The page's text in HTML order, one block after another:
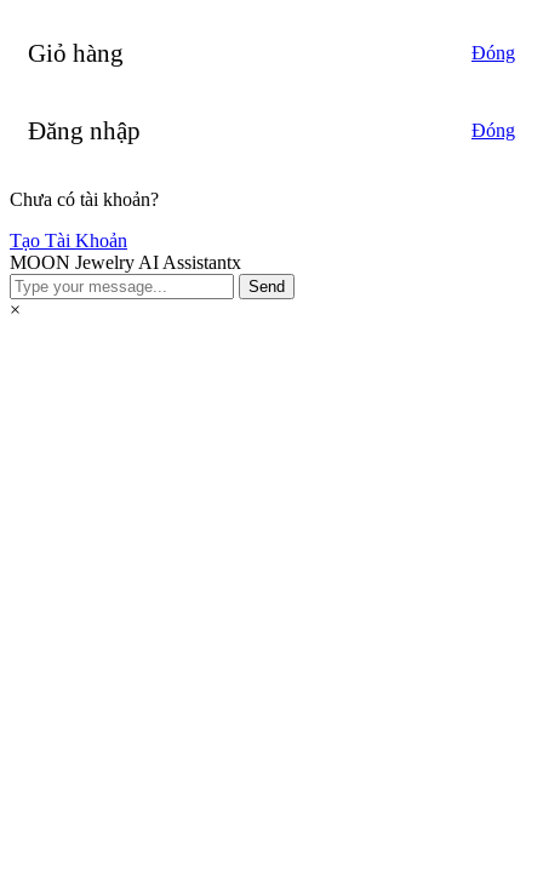
Giỏ hàng Đóng
Đăng nhập Đóng
Chưa có tài khoản?
Tạo Tài Khoản
MOON Jewelry AI Assistantx
Send
×